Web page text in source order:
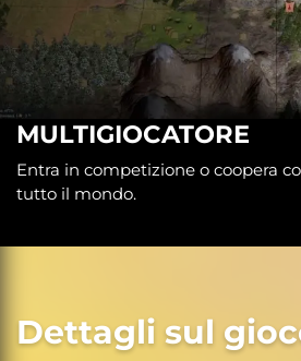
MULTIGIOCATORE
Entra in competizione o coopera
tutto il mondo.
Dettagli sul